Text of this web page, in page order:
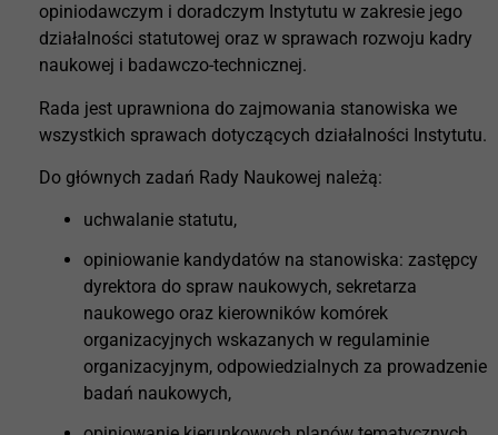
opiniodawczym i doradczym Instytutu w zakresie jego
działalności statutowej oraz w sprawach rozwoju kadry
naukowej i badawczo-technicznej.
Rada jest uprawniona do zajmowania stanowiska we
wszystkich sprawach dotyczących działalności Instytutu.
Do głównych zadań Rady Naukowej należą:
uchwalanie statutu,
opiniowanie kandydatów na stanowiska: zastępcy
dyrektora do spraw naukowych, sekretarza
naukowego oraz kierowników komórek
organizacyjnych wskazanych w regulaminie
organizacyjnym, odpowiedzialnych za prowadzenie
badań naukowych,